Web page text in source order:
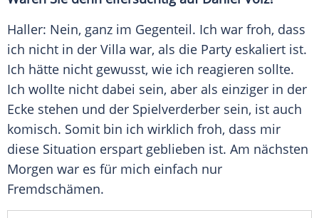
Haller: Nein, ganz im Gegenteil. Ich war froh, dass
ich nicht in der Villa war, als die Party eskaliert ist.
Ich hätte nicht gewusst, wie ich reagieren sollte.
Ich wollte nicht dabei sein, aber als einziger in der
Ecke stehen und der Spielverderber sein, ist auch
komisch. Somit bin ich wirklich froh, dass mir
diese Situation erspart geblieben ist. Am nächsten
Morgen war es für mich einfach nur
Fremdschämen.